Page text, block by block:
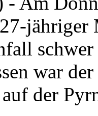
jähriger
war
der